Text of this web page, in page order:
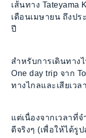
เส้นทาง Tateyama
เดือนเมษายน ถึงป
ปี
สำหรับการเดินทาง
One day trip จาก
ทางไกลและเสียเว
แต่เนื่องจากเวลาที่
ดีจริงๆ (เพื่อให้ได้รู